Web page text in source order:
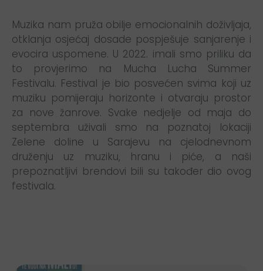
Muzika nam pruža obilje emocionalnih doživljaja,
otklanja osjećaj dosade pospješuje sanjarenje i
evocira uspomene. U 2022. imali smo priliku da
to provjerimo na Mucha Lucha Summer
Festivalu. Festival je bio posvećen svima koji uz
muziku pomijeraju horizonte i otvaraju prostor
za nove žanrove. Svake nedjelje od maja do
septembra uživali smo na poznatoj lokaciji
Zelene doline u Sarajevu na cjelodnevnom
druženju uz muziku, hranu i piće, a naši
prepoznatljivi brendovi bili su također dio ovog
festivala.